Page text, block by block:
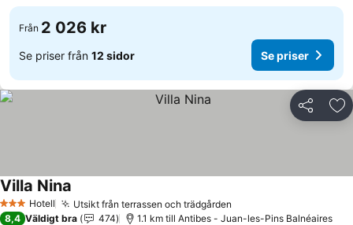
Från 2 026 kr
Se priser från 12 sidor Se priser
Dela
3 StjärnorHotell Utsikt från terrassen och trädgården
Villa Nina
8,4 Väldigt bra 474 1.1 km till Antibes - Juan-les-Pins Balnéaires